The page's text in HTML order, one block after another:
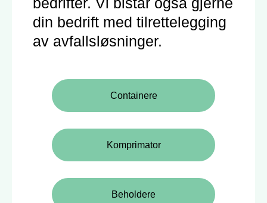
din bedrift med tilrettelegging
av avfallsløsninger.
Containere
Komprimator
Beholdere